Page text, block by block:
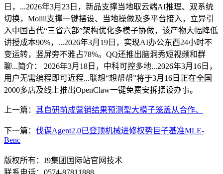
日，...2026年3月23日，新品支撑当地取云端AI推理、双系统
切换，Molili支撑一键摆设、当地操做及多平台接入，立异引
入中国古代“三省六部”架构优化多模子协做，该产物大幅降低
讲授成本90%，...2026年3月19日，实现AI办公东西24小时不
变运转，竖屏旁不雅占78%。QQ还推出脑洞秀短视频和群
聊...简介： 2026年3月18日，中科可控多地...2026年3月16日，
用户无需编程即可近程...联想“想帮帮”将于3月16日正在全国
2000多店及线上推出OpenClaw一键免费安拆摆设办事。
上一篇： 其自研前成营销结果预测型大模子笼盖从合作、
下一篇： 伐谋Agent2.0已登顶机械进修权势巨子基准MLE-
Benc
版权所有：J9集团国际站官网技术